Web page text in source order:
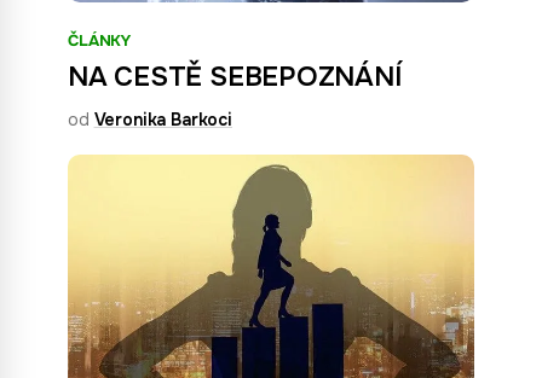
ČLÁNKY
NA CESTĚ SEBEPOZNÁNÍ
od Veronika Barkoci